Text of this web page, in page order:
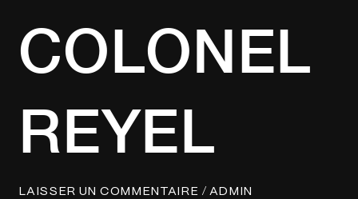
COLONEL
REYEL
LAISSER UN COMMENTAIRE / ADMIN
REYEL